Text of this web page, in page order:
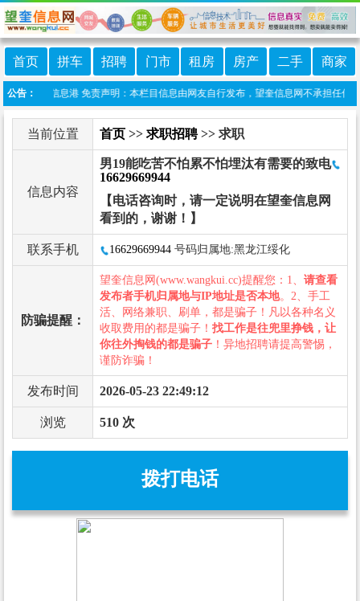
首页 拼车 招聘 门市 租房 房产 二手 商家
公告：
序:望奎信息港 免责声明：本栏目信息由网友自行发布，望奎信息网不承担任何
当前位置 首页 >> 求职招聘>> 求职
信息内容
男19能吃苦不怕累不怕埋汰有需要的致电
16629669944
【电话咨询时，请一定说明在望奎信息网
看到的，谢谢！】
联系手机 16629669944 号码归属地:黑龙江绥化
防骗提醒：
望奎信息网(www.wangkui.cc)提醒您：1、 请查看
发布者手机归属地与IP地址是否本地。2、手工
活、网络兼职、刷单，都是骗子！凡以各种名义
收取费用的都是骗子！ 找工作是往兜里挣钱，让
你往外掏钱的都是骗子 ！异地招聘请提高警惕，
谨防诈骗！
发布时间 2026-05-23 22:49:12
浏览 510 次
拨打电话